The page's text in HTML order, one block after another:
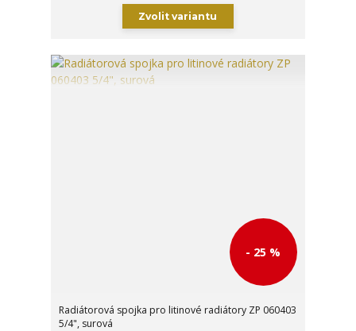
Zvolit variantu
- 25 %
Radiátorová spojka pro litinové radiátory ZP 060403
5/4", surová